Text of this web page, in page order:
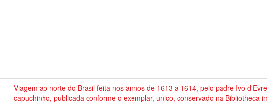
Viagem ao norte do Brasil feita nos annos de 1613 a 1614, pelo padre Ivo
capuchinho, publicada conforme o exemplar, unico, conservado na Bibliotheca